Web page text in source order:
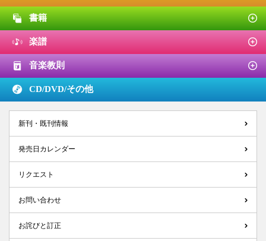
書籍
楽譜
音楽教則
CD/DVD/その他
新刊・既刊情報
発売日カレンダー
リクエスト
お問い合わせ
お詫びと訂正